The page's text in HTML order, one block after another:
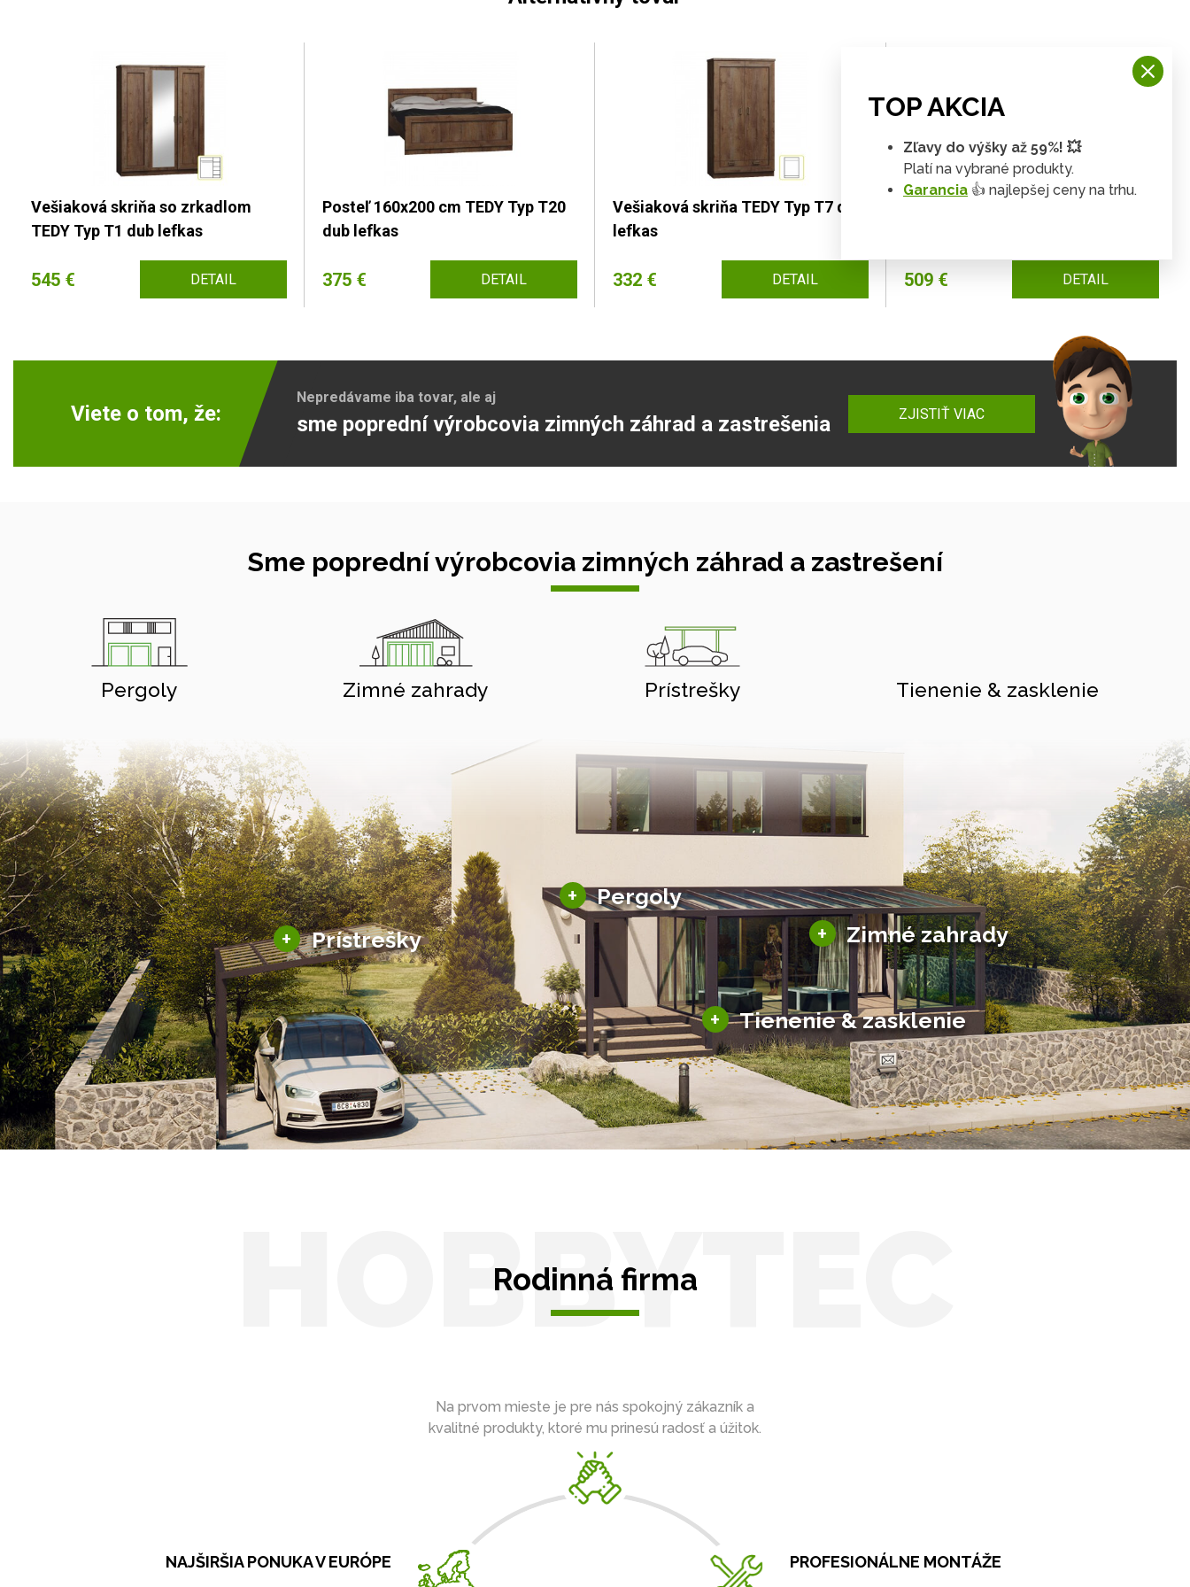
Vešiaková skriňa so zrkadlom
TEDY Typ T1 dub lefkas
545 € DETAIL
Posteľ 160x200 cm TEDY Typ T20
dub lefkas
375 € DETAIL
Vešiaková skriňa TEDY Typ T7 dub
lefkas
332 € DETAIL 509 € DETAIL
Viete o tom, že:
Nepredávame iba tovar, ale aj
sme poprední výrobcovia zimných záhrad a zastrešenia ZJISTIŤ VIAC
Sme poprední výrobcovia zimných záhrad a zastrešení
Pergoly Zimné zahrady Prístrešky Tienenie & zasklenie
+ Pergoly
Hliníkové pergoly
Bioklimatické pergoly
Altány a zastrešenie
Solárne pergoly
+ Zimné zahrady
Sezónne zimné záhrady
Hliníkové zimné záhrady
Posuvné zimné záhrady
Solárne zimné záhrady
+ Prístrešky
Hliníkové prístrešky
Solárne prístrešky pre auto
+ Tienenie & zasklenie
Tienenie
Zasklenie
HOBBYTEC
Rodinná firma
Na prvom mieste je pre nás spokojný zákazník a
kvalitné produkty, ktoré mu prinesú radosť a úžitok.
PROFESIONÁLNE MONTÁŽE
NAJŠIRŠIA PONUKA V EURÓPE
TOP AKCIA
Zľavy do výšky až 59%! 💥
Platí na vybrané produkty.
Garancia 👍 najlepšej ceny na trhu.